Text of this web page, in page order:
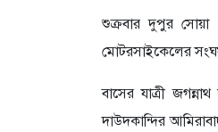
শুক্রবার দুপুর সোয়া
মোটরসাইকেলের
বাসের যাত্রী
দাউদকান্দির